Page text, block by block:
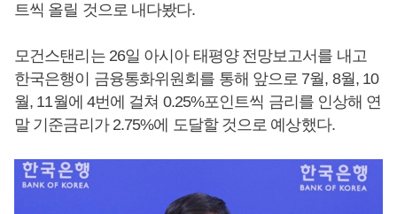
트씩 올릴 것으로 내다봤다.
모건스탠리는 26일 아시아 태평양 전망보고서를 내고
한국은행이 금융통화위원회를 통해 앞으로 7월, 8월, 10
월, 11월에 4번에 걸쳐 0.25%포인트씩 금리를 인상해 연
말 기준금리가 2.75%에 도달할 것으로 예상했다.